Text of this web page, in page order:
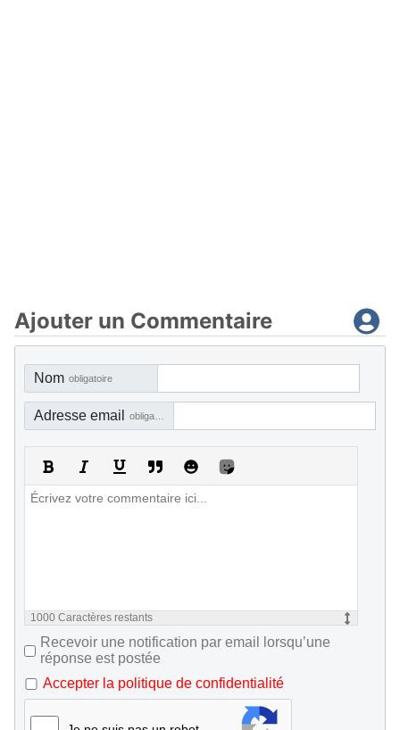
Ajouter un Commentaire
Nom obligatoire
Adresse email
1000 Caractères restants
Recevoir une notification par email lorsqu’une
réponse est postée
Accepter la politique de confidentialité